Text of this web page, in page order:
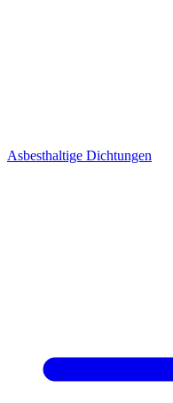
Asbesthaltige Dichtungen